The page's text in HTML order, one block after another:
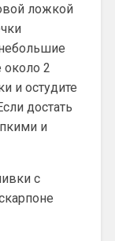
ложкой
около 2
и остудите
достать
и
с